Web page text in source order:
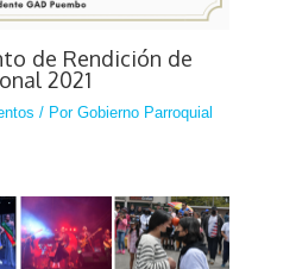
de Rendición de
2021
/ PorGobierno Parroquial